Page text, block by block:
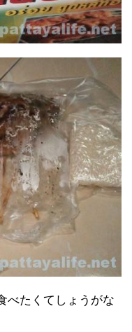
べたくてしょうがな